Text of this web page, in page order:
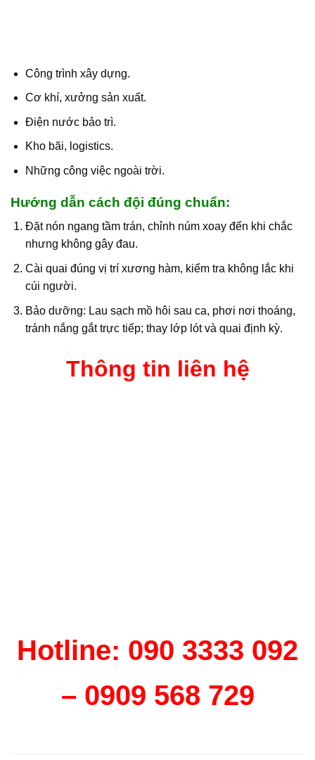
Công trình xây dựng.
Cơ khí, xưởng sản xuất.
Điện nước bảo trì.
Kho bãi, logistics.
Những công việc ngoài trời.
Hướng dẫn cách đội đúng chuẩn:
Đặt nón ngang tầm trán, chỉnh núm xoay đến khi chắc
nhưng không gây đau.
Cài quai đúng vị trí xương hàm, kiểm tra không lắc khi
cúi người.
Bảo dưỡng: Lau sạch mồ hôi sau ca, phơi nơi thoáng,
tránh nắng gắt trực tiếp; thay lớp lót và quai định kỳ.
Thông tin liên hệ
Hotline: 090 3333 092
– 0909 568 729